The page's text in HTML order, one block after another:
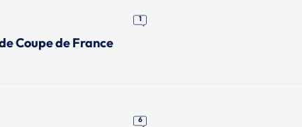
1
Coupe de France
6